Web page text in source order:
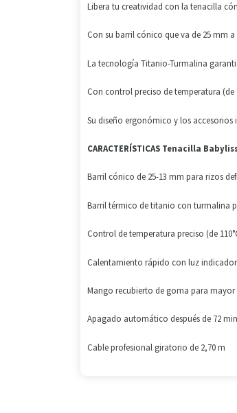
Libera tu creatividad con la tenacilla
Con su barril cónico que va de 25 mm
La tecnología Titanio-Turmalina
Con control preciso de temperatura (de
Su diseño ergonómico y los
CARACTERÍSTICAS Tenacilla
Barril cónico de 25-13 mm para rizos
Barril térmico de titanio con turmalina
Control de temperatura preciso (de
Calentamiento rápido con luz
Mango recubierto de goma para
Apagado automático después de 72
Cable profesional giratorio de 2,70 m